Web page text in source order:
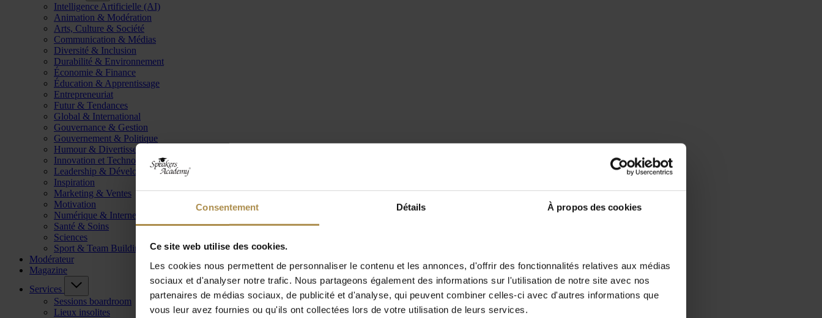
Consentement Détails À propos des cookies
Ce site web utilise des cookies.
Les cookies nous permettent de personnaliser le contenu et les annonces, d'offrir des fonctionnalités relatives aux médias
sociaux et d'analyser notre trafic. Nous partageons également des informations sur l'utilisation de notre site avec nos
partenaires de médias sociaux, de publicité et d'analyse, qui peuvent combiner celles-ci avec d'autres informations que
vous leur avez fournies ou qu'ils ont collectées lors de votre utilisation de leurs services.
Intelligence Artificielle (AI)
Animation & Modération
Arts, Culture & Société
Communication & Médias
Diversité & Inclusion
Durabilité & Environnement
Économie & Finance
Éducation & Apprentissage
Entrepreneuriat
Futur & Tendances
Global & International
Gouvernance & Gestion
Gouvernement & Politique
Humour & Divertissement
Innovation et Technologie
Leadership & Développement
Inspiration
Marketing & Ventes
Motivation
Numérique & Internet
Santé & Soins
Sciences
Sport & Team Building
Modérateur
Magazine
Services
Sessions boardroom
Lieux insolites